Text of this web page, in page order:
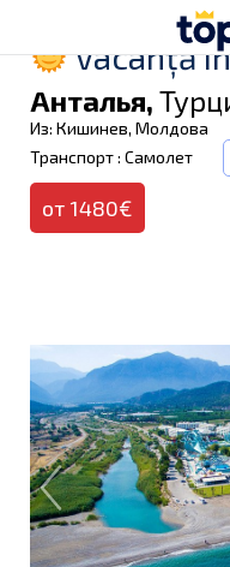
Vacanță
Анталья,
Из: Кишинев, Молдова
Транспорт : Самолет
от 1480€